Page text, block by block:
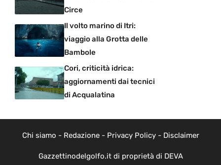
Circe
Il volto marino di Itri:
viaggio alla Grotta delle
Bambole
Cori, criticità idrica:
aggiornamenti dai tecnici
di Acqualatina
Chi siamo - Redazione- Privacy Policy- Disclaimer
Gazzettinodelgolfo.it di proprietà di DEVA